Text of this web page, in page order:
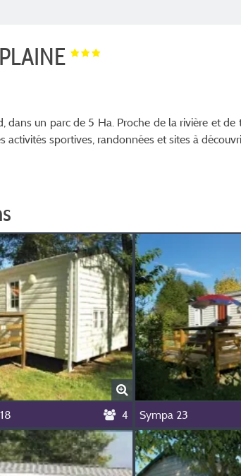
dans un parc de 5 Ha. Proche de la rivière et
activités sportives, randonnées et sites à
4 Sympa 23